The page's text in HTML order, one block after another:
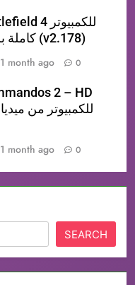
كاملة برابط واحد مجانًا (v2.178)
1 month ago 0
1 month ago 0
SEARCH